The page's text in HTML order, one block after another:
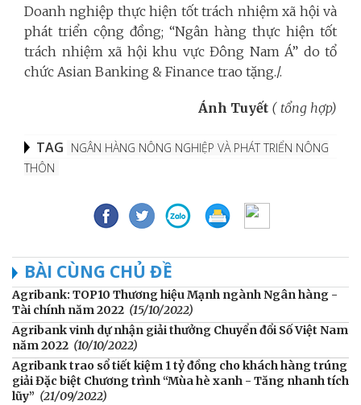
Doanh nghiệp thực hiện tốt trách nhiệm xã hội và
phát triển cộng đồng; “Ngân hàng thực hiện tốt
trách nhiệm xã hội khu vực Đông Nam Á” do tổ
chức Asian Banking & Finance trao tặng./.
Ánh Tuyết ( tổng hợp)
TAG NGÂN HÀNG NÔNG NGHIỆP VÀ PHÁT TRIỂN NÔNG
THÔN
BÀI CÙNG CHỦ ĐỀ
Agribank: TOP10 Thương hiệu Mạnh ngành Ngân hàng -
Tài chính năm 2022 (15/10/2022)
Agribank vinh dự nhận giải thưởng Chuyển đổi Số Việt Nam
năm 2022 (10/10/2022)
Agribank trao sổ tiết kiệm 1 tỷ đồng cho khách hàng trúng
giải Đặc biệt Chương trình “Mùa hè xanh - Tăng nhanh tích
lũy” (21/09/2022)